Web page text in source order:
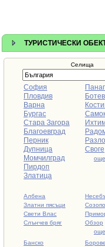
ТУРИСТИЧЕСКИ
Селища
София
Пловдив
Варна
Бургас
Стара Загора
Благоевград
Перник
Дупница
Момчилград
Пирдоп
Златица
Своге
Албена
Златни пясъци
Свети Влас
Слънчев бряг
Обзор
Банско